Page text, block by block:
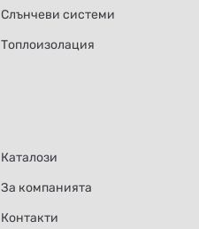
Слънчеви системи
Топлоизолация
Каталози
За компанията
Контакти